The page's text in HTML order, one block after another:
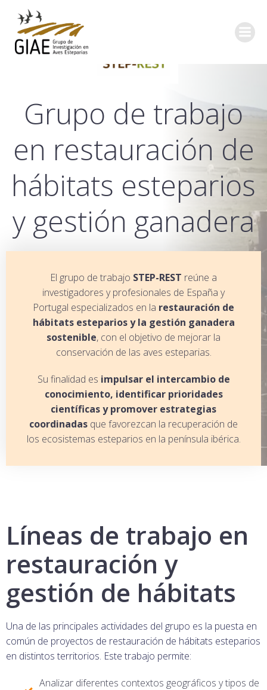
Grupo de trabajo
en restauración de
hábitats esteparios
y gestión ganadera
El grupo de trabajo STEP-REST reúne a
investigadores y profesionales de España y
Portugal especializados en la restauración de
hábitats esteparios y la gestión ganadera
sostenible, con el objetivo de mejorar la
conservación de las aves esteparias.
Su finalidad es impulsar el intercambio de
conocimiento, identificar prioridades
científicas y promover estrategias
coordinadas que favorezcan la recuperación de
los ecosistemas esteparios en la península ibérica.
Líneas de trabajo en
restauración y
gestión de hábitats
Una de las principales actividades del grupo es la puesta en
común de proyectos de restauración de hábitats esteparios
en distintos territorios. Este trabajo permite:
Analizar diferentes contextos geográficos y tipos de